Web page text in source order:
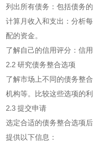
列出所有债务：包括债务
计算月收入和支出：分析
配的资金。
了解自己的信用评分：信
2.2 研究债务整合选项
了解市场上不同的债务整
机构等。比较这些选项的
2.3 提交申请
选定合适的债务整合选项
提供以下信息：